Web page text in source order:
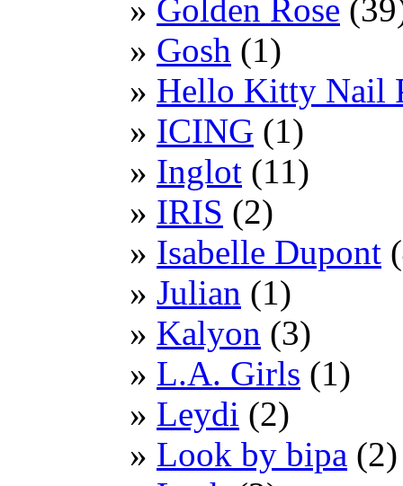
Golden Rose
Gosh (1)
Hello Kitty Nail
ICING (1)
Inglot (11)
IRIS (2)
Isabelle Dupont
Julian (1)
Kalyon (3)
L.A. Girls (1)
Leydi (2)
Look by bipa (2)